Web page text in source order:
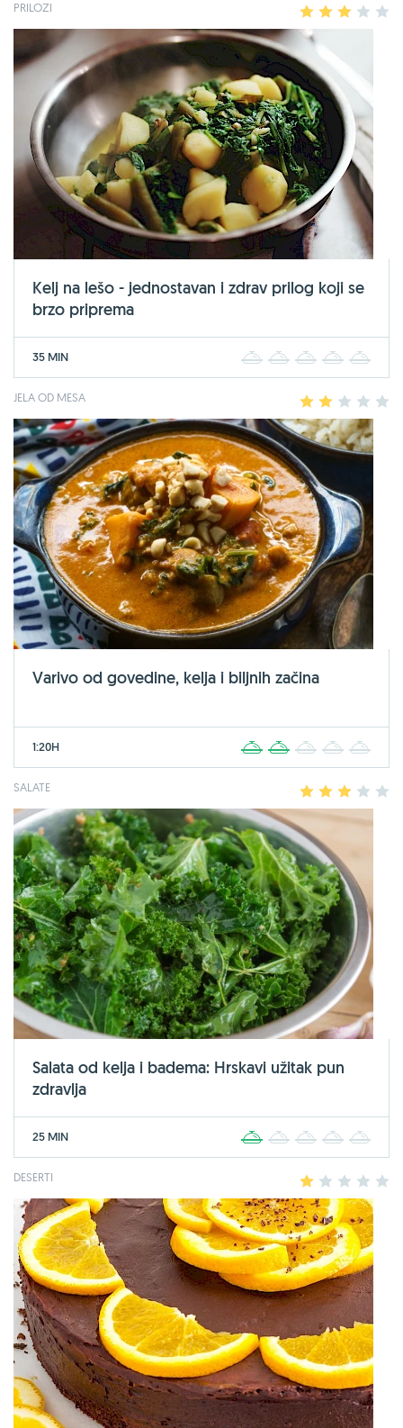
PRILOZI 2 3 4
Kelj na lešo - jednostavan i zdrav prilog koji se
brzo priprema
35 MIN 2 3 4
JELA OD MESA 2 3 4
Varivo od govedine, kelja i biljnih začina
1:20H 2 3 4
SALATE 2 3 4
Salata od kelja i badema: Hrskavi užitak pun
zdravlja
25 MIN 2 3 4
DESERTI 2 3 4